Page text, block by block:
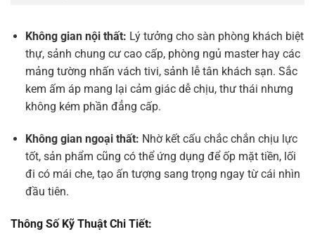
Không gian nội thất: Lý tưởng cho sàn phòng khách biệt
thự, sảnh chung cư cao cấp, phòng ngủ master hay các
mảng tường nhấn vách tivi, sảnh lễ tân khách sạn. Sắc
kem ấm áp mang lại cảm giác dễ chịu, thư thái nhưng
không kém phần đẳng cấp.
Không gian ngoại thất: Nhờ kết cấu chắc chắn chịu lực
tốt, sản phẩm cũng có thể ứng dụng để ốp mặt tiền, lối
đi có mái che, tạo ấn tượng sang trọng ngay từ cái nhìn
đầu tiên.
Thông Số Kỹ Thuật Chi Tiết: